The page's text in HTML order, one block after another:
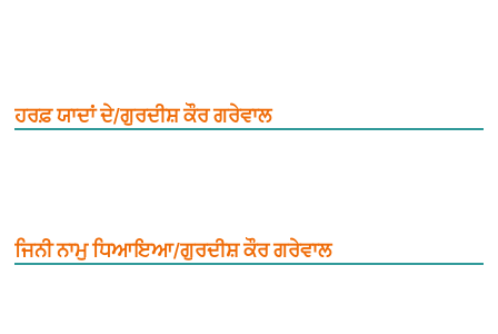
ਹਰਫ਼ ਯਾਦਾਂ ਦੇ/ਗੁਰਦੀਸ਼ ਕੌਰ ਗਰੇਵਾਲ
ਜਿਨੀ ਨਾਮੁ ਧਿਆਇਆ/ਗੁਰਦੀਸ਼ ਕੌਰ ਗਰੇਵਾਲ